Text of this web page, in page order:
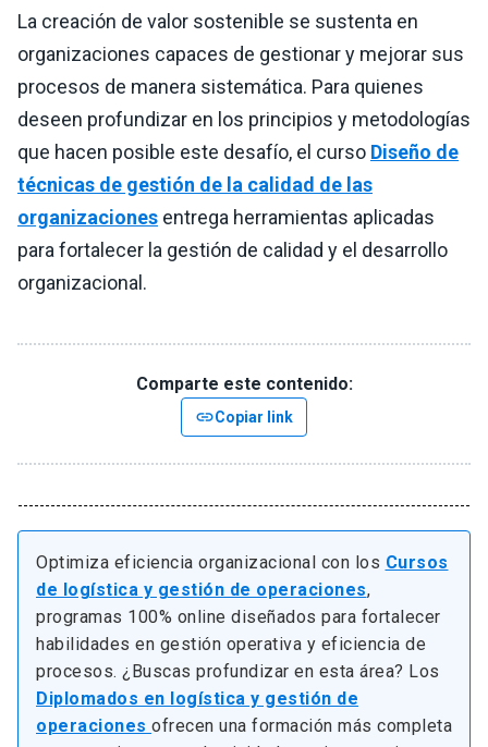
La creación de valor sostenible se sustenta en
organizaciones capaces de gestionar y mejorar sus
procesos de manera sistemática. Para quienes
deseen profundizar en los principios y metodologías
que hacen posible este desafío, el curso Diseño de
técnicas de gestión de la calidad de las
organizaciones entrega herramientas aplicadas
para fortalecer la gestión de calidad y el desarrollo
organizacional.
Comparte este contenido:
linkCopiar link
Optimiza eficiencia organizacional con los Cursos
de logística y gestión de operaciones,
programas 100% online diseñados para fortalecer
habilidades en gestión operativa y eficiencia de
procesos. ¿Buscas profundizar en esta área? Los
Diplomados en logística y gestión de
operaciones ofrecen una formación más completa